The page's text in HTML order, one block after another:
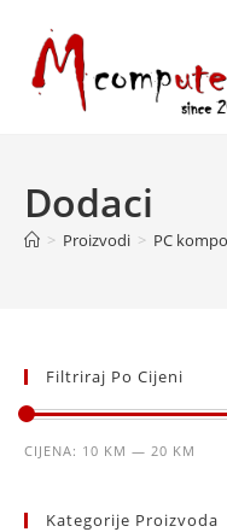
content
Dodaci
> Proizvodi > PC
Filtriraj Po Cijeni
Minimalna
Maksimalna
CIJENA: 10 KM — 20 KM
Kategorije Proizvoda